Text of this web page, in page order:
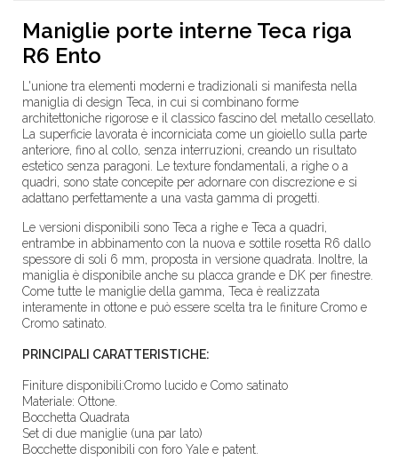
Maniglie porte interne Teca riga
R6 Ento
L'unione tra elementi moderni e tradizionali si manifesta nella
maniglia di design Teca, in cui si combinano forme
architettoniche rigorose e il classico fascino del metallo cesellato.
La superficie lavorata è incorniciata come un gioiello sulla parte
anteriore, fino al collo, senza interruzioni, creando un risultato
estetico senza paragoni. Le texture fondamentali, a righe o a
quadri, sono state concepite per adornare con discrezione e si
adattano perfettamente a una vasta gamma di progetti.
Le versioni disponibili sono Teca a righe e Teca a quadri,
entrambe in abbinamento con la nuova e sottile rosetta R6 dallo
spessore di soli 6 mm, proposta in versione quadrata. Inoltre, la
maniglia è disponibile anche su placca grande e DK per finestre.
Come tutte le maniglie della gamma, Teca è realizzata
interamente in ottone e può essere scelta tra le finiture Cromo e
Cromo satinato.
PRINCIPALI CARATTERISTICHE:
Finiture disponibili:Cromo lucido e Como satinato
Materiale: Ottone.
Bocchetta Quadrata
Set di due maniglie (una par lato)
Bocchette disponibili con foro Yale e patent.